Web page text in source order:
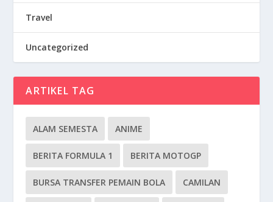
Travel
Uncategorized
ARTIKEL TAG
ALAM SEMESTA ANIME
BERITA FORMULA 1 BERITA MOTOGP
BURSA TRANSFER PEMAIN BOLA CAMILAN